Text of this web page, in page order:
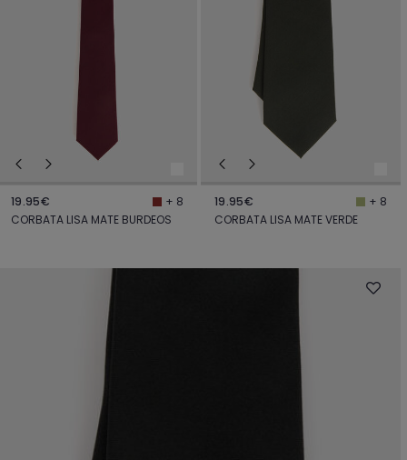
19.95€
+ 8
CORBATA LISA MATE BURDEOS
19.95€
+ 8
CORBATA LISA MATE VERDE